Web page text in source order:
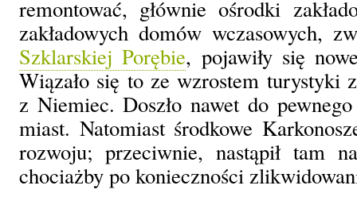
remontować, głównie ośrodki
zakładowych domów wczasowych,
Szklarskiej Porębie, pojawiły się
Wiązało się to ze wzrostem turystyki
z Niemiec. Doszło nawet do
miast. Natomiast środkowe
rozwoju; przeciwnie, nastąpił tam
chociażby po konieczności